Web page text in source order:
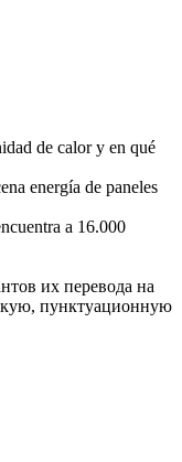
de calor y en qué
energía de paneles
a 16.000
их перевода на
пунктуационную